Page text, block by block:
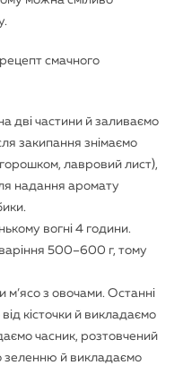
смачного
дві частини й заливаємо
закипання знімаємо
лавровий лист),
надання аромату
вогні 4 години.
500–600 г, тому
м’ясо з овочами. Останні
кісточки й викладаємо
часник, розтовчений
зеленню й викладаємо